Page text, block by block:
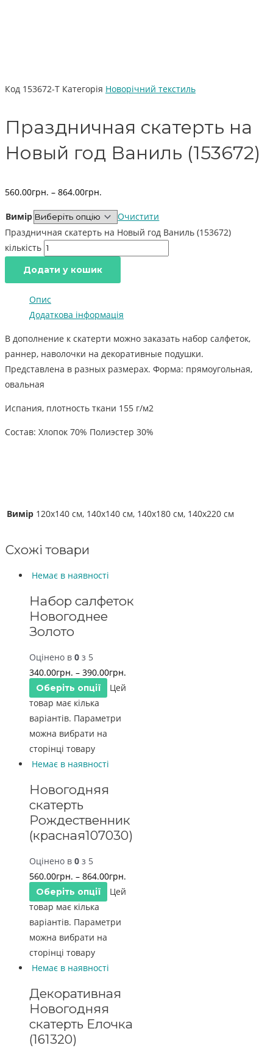
Код 153672-Т Категорія Новорічний текстиль
Праздничная скатерть на
Новый год Ваниль (153672)
560.00грн. – 864.00грн.
Вимір
Очистити
Праздничная скатерть на Новый год Ваниль (153672)
кількість
Додати у кошик
Опис
Додаткова інформація
В дополнение к скатерти можно заказать набор салфеток,
раннер, наволочки на декоративные подушки.
Представлена в разных размерах. Форма: прямоугольная,
овальная
Испания, плотность ткани 155 г/м2
Состав: Хлопок 70% Полиэстер 30%
Вимір 120х140 см, 140х140 см, 140х180 см, 140х220 см
Схожі товари
Немає в наявності
Набор салфеток
Новогоднее
Золото
Оцінено в 0 з 5
340.00грн. – 390.00грн.
Оберіть опції
Цей
товар має кілька
варіантів. Параметри
можна вибрати на
сторінці товару
Немає в наявності
Новогодняя
скатерть
Рождественник
(красная107030)
Оцінено в 0 з 5
560.00грн. – 864.00грн.
Оберіть опції
Цей
товар має кілька
варіантів. Параметри
можна вибрати на
сторінці товару
Немає в наявності
Декоративная
Новогодняя
скатерть Елочка
(161320)